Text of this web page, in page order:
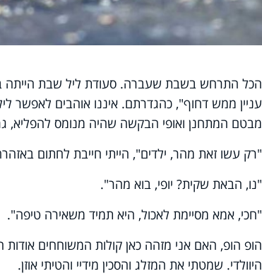
הכל התרחש בשבת שעברה. סעודת ליל שבת הייתה
עניין ממש דחוף", כהגדרתם. איננו אוהבים לאפשר
מבטם המתחנן ואופי הבקשה שהיה מנומס להפליא,
"רק עשו זאת מהר, ילדים", הייתי חייבת לחתום
"נו, הבאת שקית? יופי, בוא מהר".
"חכי, אמא מסיימת לאכול, היא תמיד משאירה טיפה".
הופ הופ, האם אני מזהה כאן קולות המשוחחים
היוולדי. שמטתי את המזלג והסכין מידיי והטיתי אוזן.